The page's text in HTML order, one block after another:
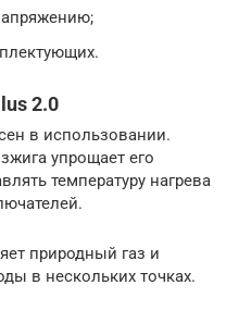
2.0
в использовании.
упрощает его
температуру нагрева
природный газ и
в нескольких точках.